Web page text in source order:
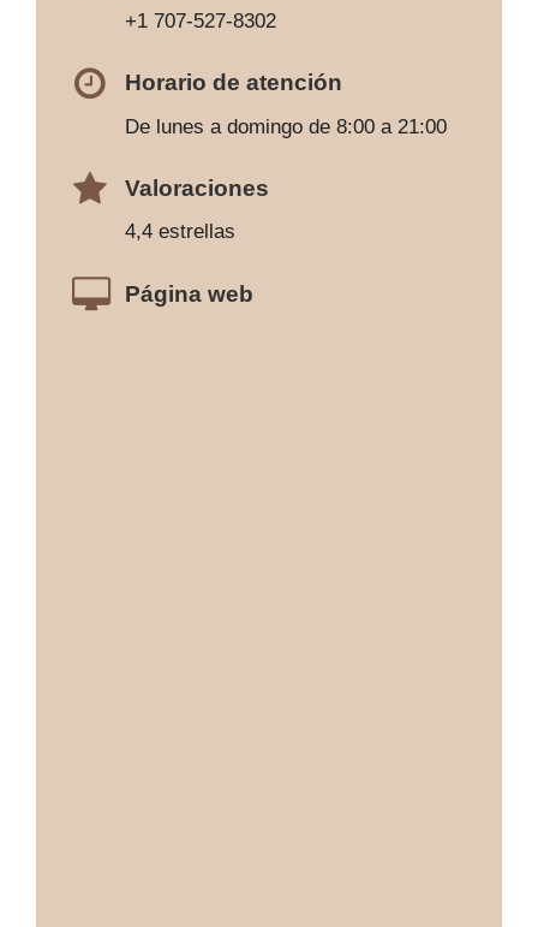
+1 707-527-8302
Horario de atención
De lunes a domingo de 8:00 a 21:00
Valoraciones
4,4 estrellas
Página web